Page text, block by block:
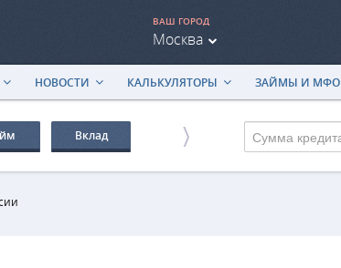
НОВОСТИ КАЛЬКУЛЯТОРЫ ЗАЙМЫ И МФО
ВАШ ГОРОД
Москва
Вклад